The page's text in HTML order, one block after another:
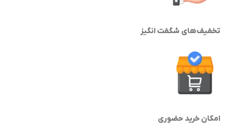
تخفیف‌های شگفت انگیز
امکان خرید حضوری